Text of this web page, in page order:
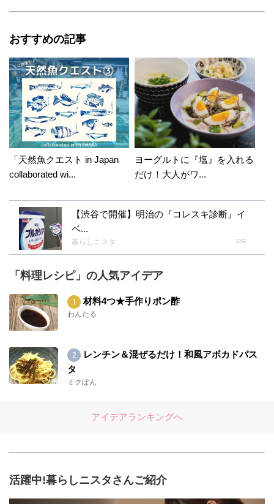
おすすめの記事
「天然魚クエスト in Japan
collaborated wi...
ヨーグルトに『塩』を入れる
だけ！大人がワ...
【渋谷で開催】明治の『コレスキ診断』イ
ベ...
暮らしニスタ PR
「料理レシピ」の人気アイデア
材料4つ★手作りポン酢
わんたる
レンチン＆混ぜるだけ！和風アボカドパス
タ
ミクぽん
アイデアランキングへ
活躍中!暮らしニスタさんご紹介